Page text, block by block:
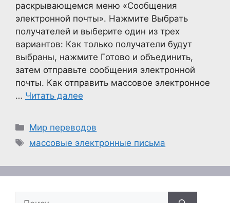
раскрывающемся меню «Сообщения
электронной почты». Нажмите Выбрать
получателей и выберите один из трех
вариантов: Как только получатели будут
выбраны, нажмите Готово и объединить,
затем отправьте сообщения электронной
почты. Как отправить массовое электронное
… Читать далее
Рубрики
Мир переводов
Метки
массовые электронные письма
Поиск: